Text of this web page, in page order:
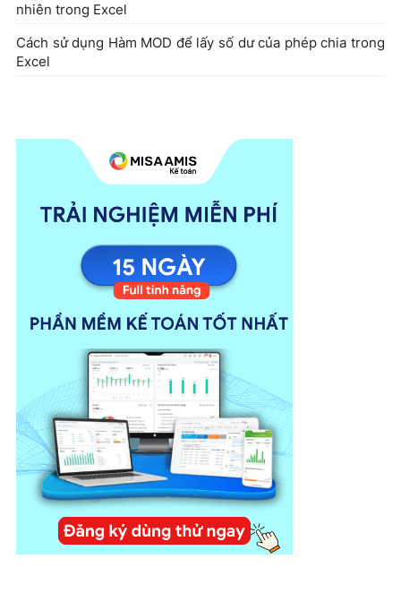
nhiên trong Excel
Cách sử dụng Hàm MOD để lấy số dư của phép chia trong
Excel